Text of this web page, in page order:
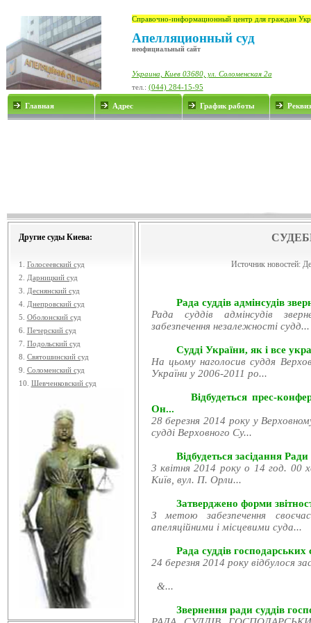
Справочно-информационный центр для граждан
Апелляционный суд
неофициальный сайт
Украина, Киев 03680, ул. Соломенская 2а
тел.: (044) 284-15-95
Главная Адрес График работы
Другие суды Киева:
1. Голосеевский суд
2.
Дарницкий суд
3.
Деснянский суд
4. Днепровский суд
5. Оболонский суд
6. Печерский суд
7. Подольский суд
8. Святошинский суд
9. Соломенский суд
10. Шевченковский суд
Источник новостей:
Рада суддів адмінсудів
Рада суддів адмінсудів
забезпечення незалежності судд...
Судді України, як і все
На цьому наголосив суддя
України у 2006-2011 ро...
Відбудеться прес-
Он...
28 березня 2014 року у
судді Верховного Су...
Відбудеться засідання
3 квітня 2014 року о 14 год. 00
Київ, вул. П. Орли...
Затверджено форми
З метою забезпечення
апеляційними і місцевими суда...
Рада суддів господарських
24 березня 2014 року відбулося
&...
Звернення ради суддів